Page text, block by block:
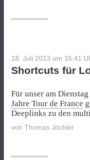
18. Juli 2013 um 16:41
Shortcuts für
Für unser am
Jahre Tour de France
Deeplinks zu den
von Thomas Jöchler